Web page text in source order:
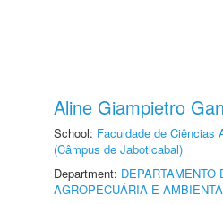
Aline Giampietro
School: Faculdade de Ciências
(Câmpus de Jaboticabal)
Department: DEPARTAMENTO
AGROPECUÁRIA E